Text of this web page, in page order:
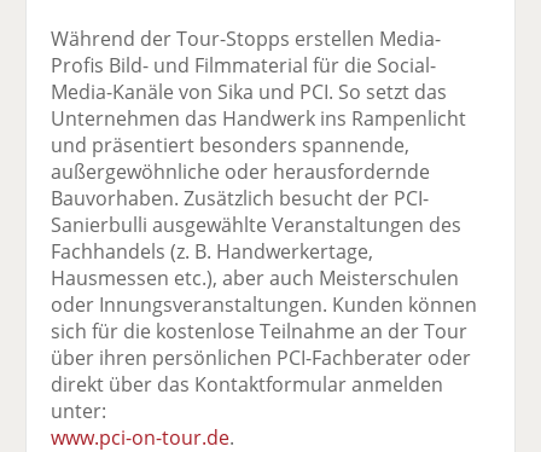
Während der Tour-Stopps erstellen Media-
Profis Bild- und Filmmaterial für die Social-
Media-Kanäle von Sika und PCI. So setzt das
Unternehmen das Handwerk ins Rampenlicht
und präsentiert besonders spannende,
außergewöhnliche oder herausfordernde
Bauvorhaben. Zusätzlich besucht der PCI-
Sanierbulli ausgewählte Veranstaltungen des
Fachhandels (z. B. Handwerkertage,
Hausmessen etc.), aber auch Meisterschulen
oder Innungsveranstaltungen. Kunden können
sich für die kostenlose Teilnahme an der Tour
über ihren persönlichen PCI-Fachberater oder
direkt über das Kontaktformular anmelden
unter:
www.pci-on-tour.de.